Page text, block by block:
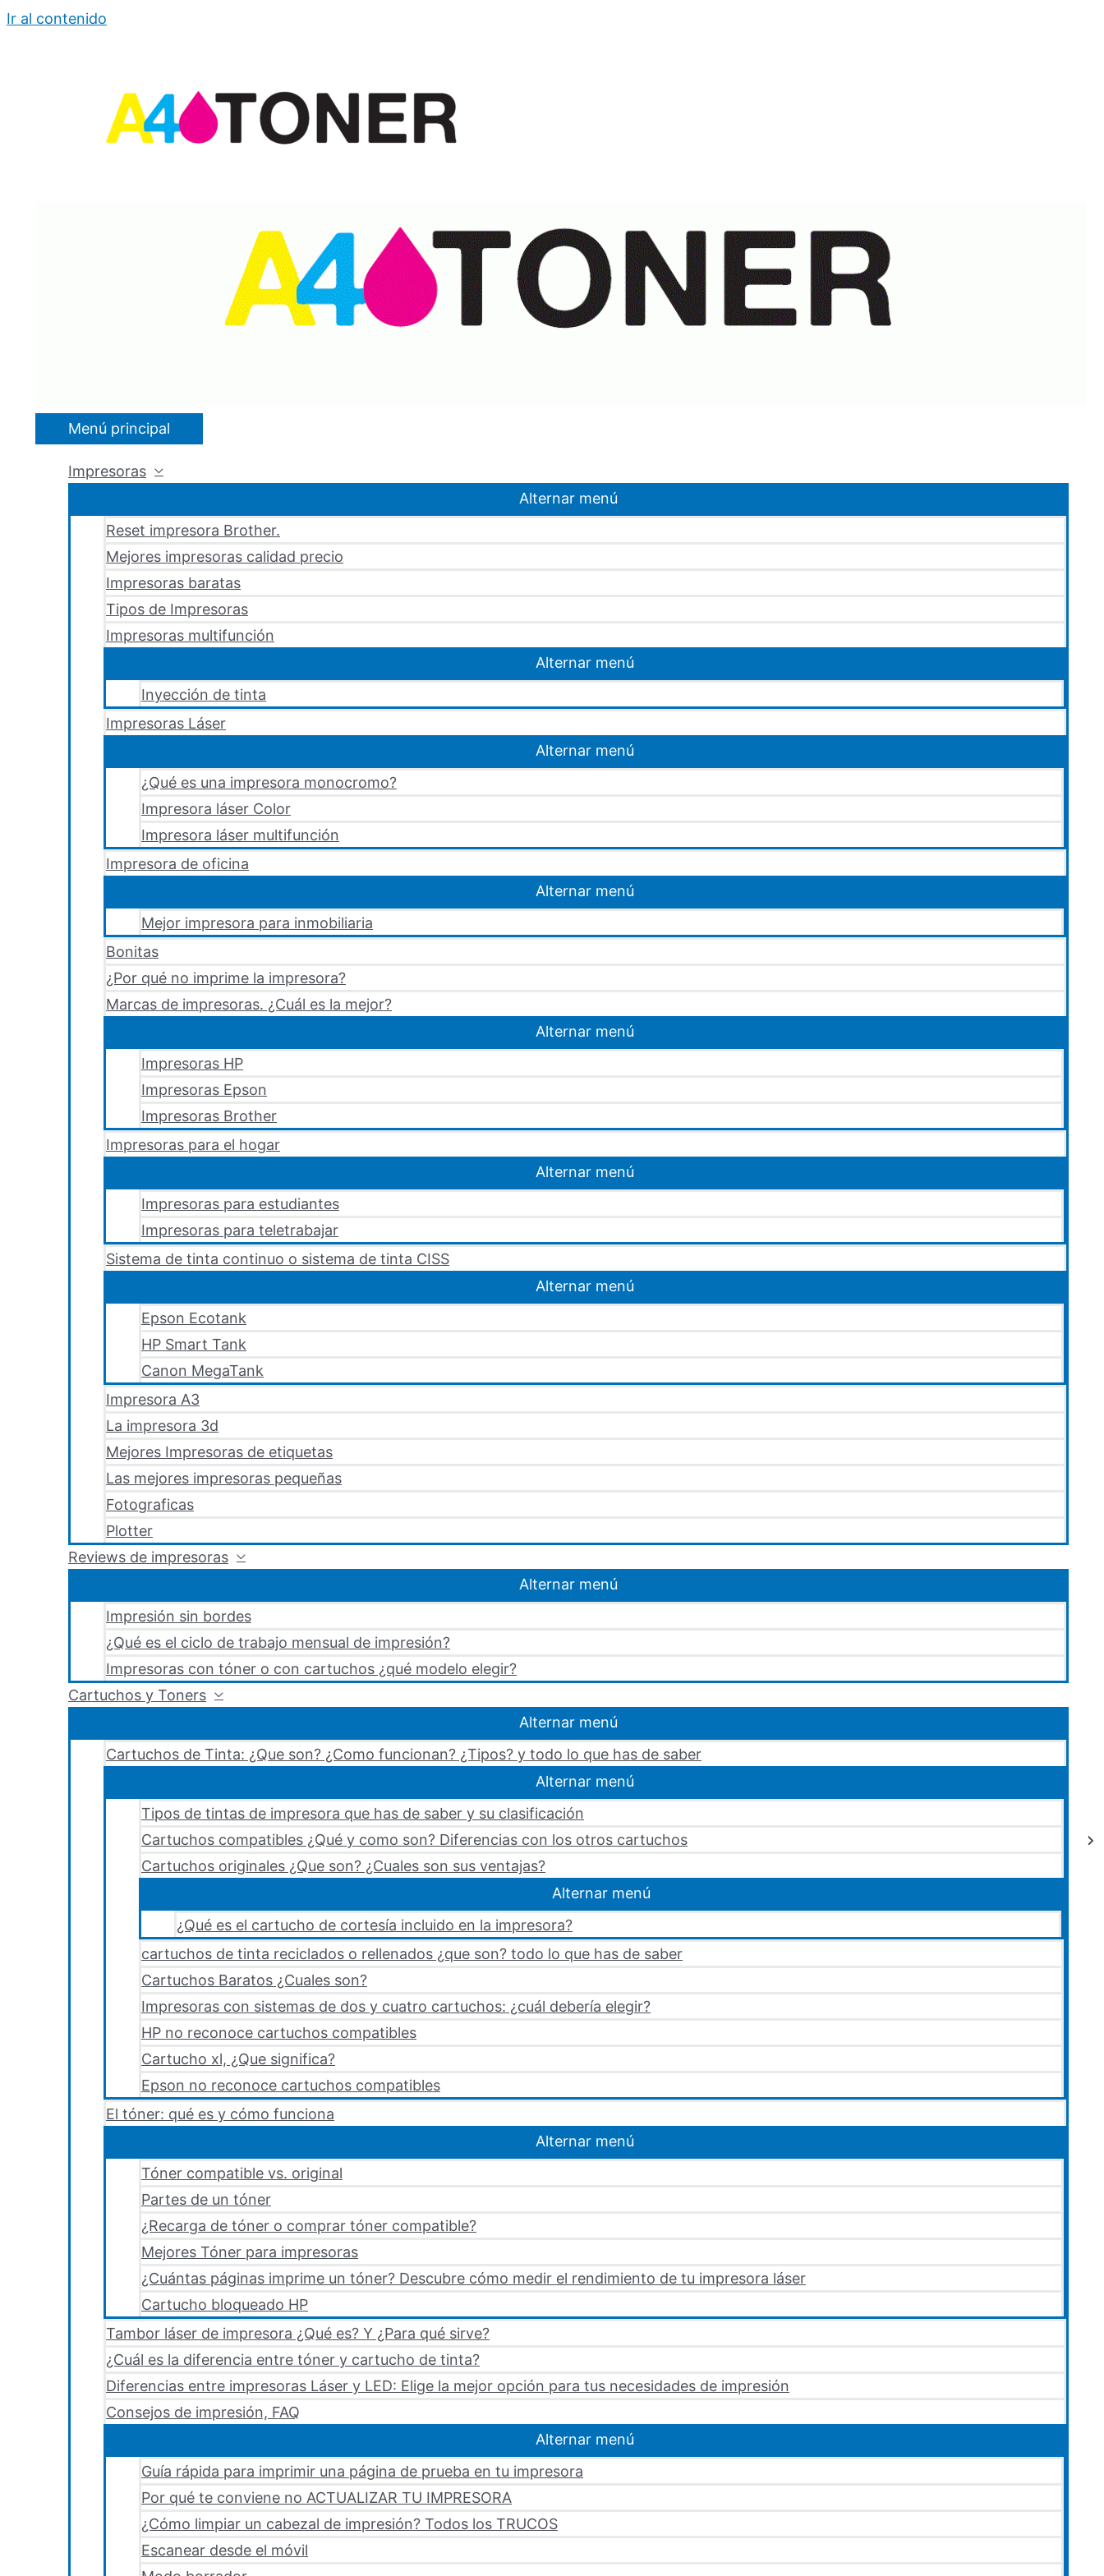
Ir al contenido
Menú principal
Impresoras
Alternar menú
Reset impresora Brother.
Mejores impresoras calidad precio
Impresoras baratas
Tipos de Impresoras
Impresoras multifunción
Alternar menú
Inyección de tinta
Impresoras Láser
Alternar menú
¿Qué es una impresora monocromo?
Impresora láser Color
Impresora láser multifunción
Impresora de oficina
Alternar menú
Mejor impresora para inmobiliaria
Bonitas
¿Por qué no imprime la impresora?
Marcas de impresoras. ¿Cuál es la mejor?
Alternar menú
Impresoras HP
Impresoras Epson
Impresoras Brother
Impresoras para el hogar
Alternar menú
Impresoras para estudiantes
Impresoras para teletrabajar
Sistema de tinta continuo o sistema de tinta CISS
Alternar menú
Epson Ecotank
HP Smart Tank
Canon MegaTank
Impresora A3
La impresora 3d
Mejores Impresoras de etiquetas
Las mejores impresoras pequeñas
Fotograficas
Plotter
Reviews de impresoras
Alternar menú
Impresión sin bordes
¿Qué es el ciclo de trabajo mensual de impresión?
Impresoras con tóner o con cartuchos ¿qué modelo elegir?
Cartuchos y Toners
Alternar menú
Cartuchos de Tinta: ¿Que son? ¿Como funcionan? ¿Tipos? y todo lo que has de saber
Alternar menú
Tipos de tintas de impresora que has de saber y su clasificación
Cartuchos compatibles ¿Qué y como son? Diferencias con los otros cartuchos
Cartuchos originales ¿Que son? ¿Cuales son sus ventajas?
Alternar menú
¿Qué es el cartucho de cortesía incluido en la impresora?
cartuchos de tinta reciclados o rellenados ¿que son? todo lo que has de saber
Cartuchos Baratos ¿Cuales son?
Impresoras con sistemas de dos y cuatro cartuchos: ¿cuál debería elegir?
HP no reconoce cartuchos compatibles
Cartucho xl, ¿Que significa?
Epson no reconoce cartuchos compatibles
El tóner: qué es y cómo funciona
Alternar menú
Tóner compatible vs. original
Partes de un tóner
¿Recarga de tóner o comprar tóner compatible?
Mejores Tóner para impresoras
¿Cuántas páginas imprime un tóner? Descubre cómo medir el rendimiento de tu impresora láser
Cartucho bloqueado HP
Tambor láser de impresora ¿Qué es? Y ¿Para qué sirve?
¿Cuál es la diferencia entre tóner y cartucho de tinta?
Diferencias entre impresoras Láser y LED: Elige la mejor opción para tus necesidades de impresión
Consejos de impresión, FAQ
Alternar menú
Guía rápida para imprimir una página de prueba en tu impresora
Por qué te conviene no ACTUALIZAR TU IMPRESORA
¿Cómo limpiar un cabezal de impresión? Todos los TRUCOS
Escanear desde el móvil